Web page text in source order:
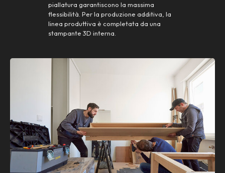
piallatura garantiscono la massima
flessibilità. Per la produzione additiva, la
linea produttiva è completata da una
stampante 3D interna.